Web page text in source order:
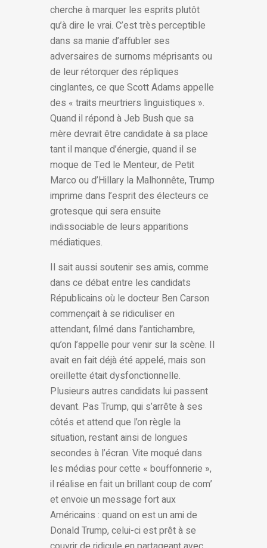
cherche à marquer les esprits plutôt
qu’à dire le vrai. C’est très perceptible
dans sa manie d’affubler ses
adversaires de surnoms méprisants ou
de leur rétorquer des répliques
cinglantes, ce que Scott Adams appelle
des « traits meurtriers linguistiques ».
Quand il répond à Jeb Bush que sa
mère devrait être candidate à sa place
tant il manque d’énergie, quand il se
moque de Ted le Menteur, de Petit
Marco ou d’Hillary la Malhonnête, Trump
imprime dans l’esprit des électeurs ce
grotesque qui sera ensuite
indissociable de leurs apparitions
médiatiques.
Il sait aussi soutenir ses amis, comme
dans ce débat entre les candidats
Républicains où le docteur Ben Carson
commençait à se ridiculiser en
attendant, filmé dans l’antichambre,
qu’on l’appelle pour venir sur la scène. Il
avait en fait déjà été appelé, mais son
oreillette était dysfonctionnelle.
Plusieurs autres candidats lui passent
devant. Pas Trump, qui s’arrête à ses
côtés et attend que l’on règle la
situation, restant ainsi de longues
secondes à l’écran. Vite moqué dans
les médias pour cette « bouffonnerie »,
il réalise en fait un brillant coup de com’
et envoie un message fort aux
Américains : quand on est un ami de
Donald Trump, celui-ci est prêt à se